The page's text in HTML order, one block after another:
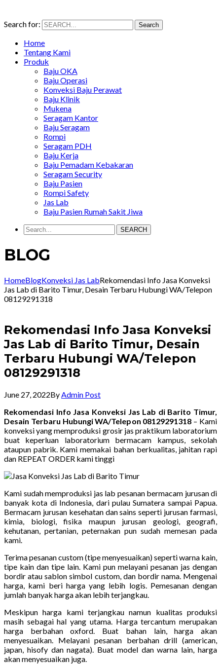
Search for: Search
Home
Tentang Kami
Produk
Baju OKA
Baju Operasi
Konveksi Baju Perawat
Baju Klinik
Mukena
Seragam Kantor
Baju Seragam
Rompi
Seragam PDH
Baju Kerja
Baju Pemadam Kebakaran
Seragam Security
Baju Pasien
Rompi Safety
Jas Lab
Baju Pasien Rumah Sakit Jiwa
SEARCH
BLOG
HomeBlogKonveksi Jas LabRekomendasi Info Jasa Konveksi
Jas Lab di Barito Timur, Desain Terbaru Hubungi WA/Telepon
08129291318
Rekomendasi Info Jasa Konveksi
Jas Lab di Barito Timur, Desain
Terbaru Hubungi WA/Telepon
08129291318
June 27, 2022By Admin Post
Rekomendasi Info Jasa Konveksi Jas Lab di Barito Timur,
Desain Terbaru Hubungi WA/Telepon 08129291318 – Kami
konveksi yang memproduksi grosir jas praktikum laboratorium
buat keperluan laboratorium bermacam kampus, sekolah
ataupun pabrik. Kami memakai bahan berkualitas, jahitan rapi
dan REPEAT ORDER kami tinggi
Kami sudah memproduksi jas lab pesanan bermacam jurusan di
banyak kota di Indonesia, dari pulau Sumatera sampai Papua.
Bermacam jurusan kesehatan dan sains seperti jurusan farmasi,
kimia, biologi, fisika maupun jurusan geologi, geografi,
kehutanan, pertanian, peternakan pun sudah memesan pada
kami.
Terima pesanan custom (tipe menyesuaikan) seperti warna kain,
tipe kain dan tipe lain. Kami pun melayani pesanan jas dengan
bordir atau sablon simbol custom, dan bordir nama. Mengenai
harga, kami beri harga yang lebih logis. Pemesanan dengan
jumlah banyak harga akan lebih terjangkau.
Meskipun harga kami terjangkau namun kualitas produksi
masih sebagai hal yang utama. Harga tercantum merupakan
harga berbahan oxford. Buat bahan lain, harga akan
menyesuaikan. Melayani pesanan berbahan drill (american,
japan, hisofy dan nagata). Buat model dan warna lain, harga
akan menyesuaikan juga.